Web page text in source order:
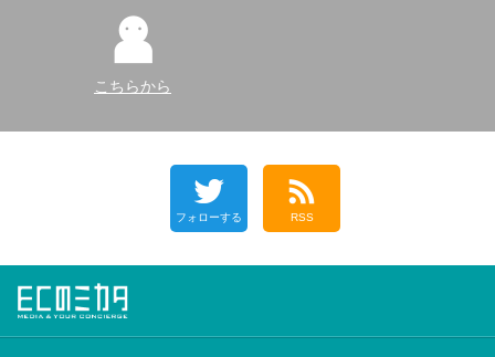
こちらから
フォローする RSS